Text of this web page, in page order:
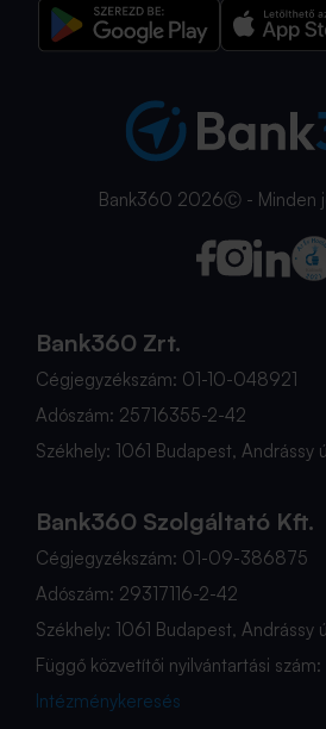
Bank360 2026Ⓒ - Minden
Bank360 Zrt.
Cégjegyzékszám: 01-10-048921
Adószám: 25716355-2-42
Székhely: 1061 Budapest, Andrássy
Bank360 Szolgáltató Kft.
Cégjegyzékszám: 01-09-386875
Adószám: 29317116-2-42
Székhely: 1061 Budapest, Andrássy
Függő közvetítői nyilvántartási
Intézménykeresés